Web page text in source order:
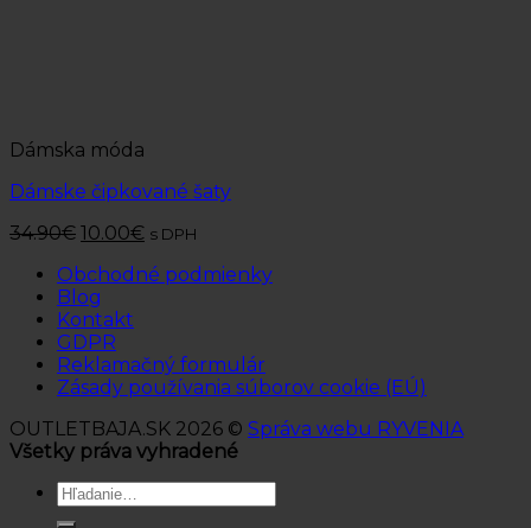
Dámska móda
Dámske čipkované šaty
34.90€ 10.00€ s DPH
Obchodné podmienky
Blog
Kontakt
GDPR
Reklamačný formulár
Zásady používania súborov cookie (EÚ)
OUTLETBAJA.SK 2026 © Správa webu RYVENIA
Všetky práva vyhradené
Hľadať: